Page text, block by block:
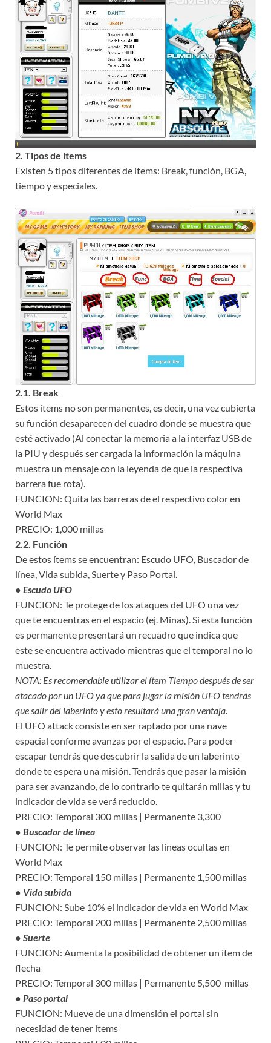
2. Tipos de ítems
Existen 5 tipos diferentes de ítems: Break, función, BGA,
tiempo y especiales.
2.1. Break
Estos ítems no son permanentes, es decir, una vez cubierta
su función desaparecen del cuadro donde se muestra que
esté activado (Al conectar la memoria a la interfaz USB de
la PIU y después ser cargada la información la máquina
muestra un mensaje con la leyenda de que la respectiva
barrera fue rota).
FUNCION: Quita las barreras de el respectivo color en
World Max
PRECIO: 1,000 millas
2.2. Función
De estos ítems se encuentran: Escudo UFO, Buscador de
línea, Vida subida, Suerte y Paso Portal.
● Escudo UFO
FUNCION: Te protege de los ataques del UFO una vez
que te encuentras en el espacio (ej. Minas). Si esta función
es permanente presentará un recuadro que indica que
este se encuentra activado mientras que el temporal no lo
muestra.
NOTA: Es recomendable utilizar el ítem Tiempo después de ser
atacado por un UFO ya que para jugar la misión UFO tendrás
que salir del laberinto y esto resultará una gran ventaja.
El UFO attack consiste en ser raptado por una nave
espacial conforme avanzas por el espacio. Para poder
escapar tendrás que descubrir la salida de un laberinto
donde te espera una misión. Tendrás que pasar la misión
para ser avanzando, de lo contrario te quitarán millas y tu
indicador de vida se verá reducido.
PRECIO: Temporal 300 millas | Permanente 3,300
● Buscador de línea
FUNCION: Te permite observar las líneas ocultas en
World Max
PRECIO: Temporal 150 millas | Permanente 1,500 millas
● Vida subida
FUNCION: Sube 10% el indicador de vida en World Max
PRECIO: Temporal 200 millas | Permanente 2,500 millas
● Suerte
FUNCION: Aumenta la posibilidad de obtener un ítem de
flecha
PRECIO: Temporal 300 millas | Permanente 5,500 millas
● Paso portal
FUNCION: Mueve de una dimensión el portal sin
necesidad de tener ítems